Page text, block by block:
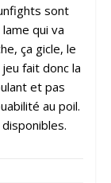
sont
qui va
ça gicle, le
fait donc la
et pas
au poil.